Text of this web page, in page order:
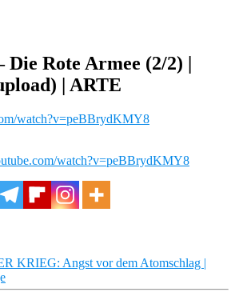
Rote Armee (2/2) |
| ARTE
watch?v=peBBrydKMY8
watch?v=peBBrydKMY8
KRIEG: Angst vor dem Atomschlag |